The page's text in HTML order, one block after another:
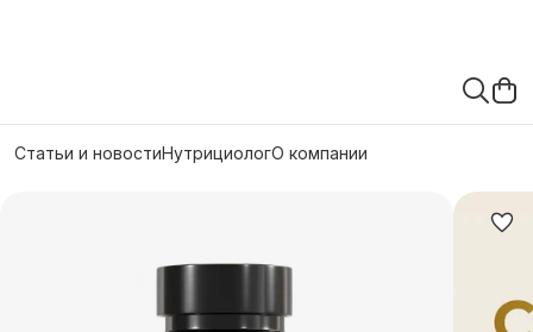
Статьи и новостиНутрициологО компании